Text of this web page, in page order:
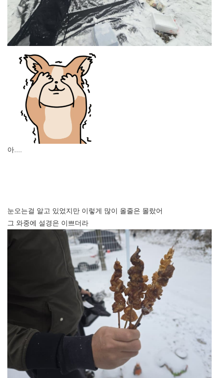
아....
눈오는걸 알고 있었지만 이렇게 많이 올줄은 몰랐어
그 와중에 설경은 이쁘더라